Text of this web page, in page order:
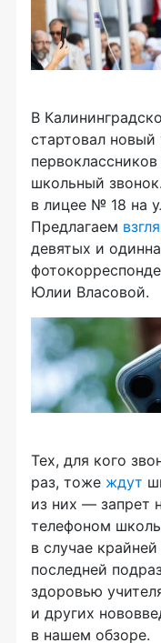
В
стартовал новый
школьный
в лицее № 18 на
Предлагаем
девятых и
Юлии Власовой.
Тех, для кого
раз, тоже ждут
из них — запрет
телефоном
в случае
последней
здоровью
и других
в нашем обзоре.